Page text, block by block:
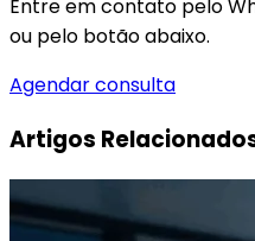
Entre em contato pelo
ou pelo botão abaixo.
Agendar consulta
Artigos